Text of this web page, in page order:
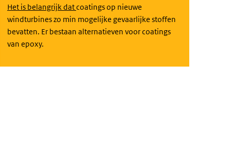
Het is belangrijk datcoatings op nieuwe
windturbines zo min mogelijke gevaarlijke stoffen
bevatten. Er bestaan alternatieven voor coatings
van epoxy.